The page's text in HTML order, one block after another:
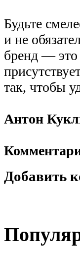
Будьте
и не
бренд — это
так, чтобы
Антон
Добавить